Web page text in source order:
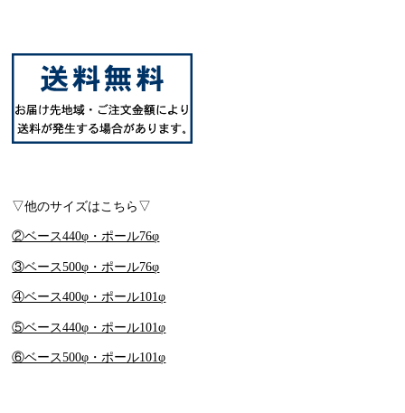
▽他のサイズはこちら▽
②ベース440φ・ポール76φ
③ベース500φ・ポール76φ
④ベース400φ・ポール101φ
⑤ベース440φ・ポール101φ
⑥ベース500φ・ポール101φ